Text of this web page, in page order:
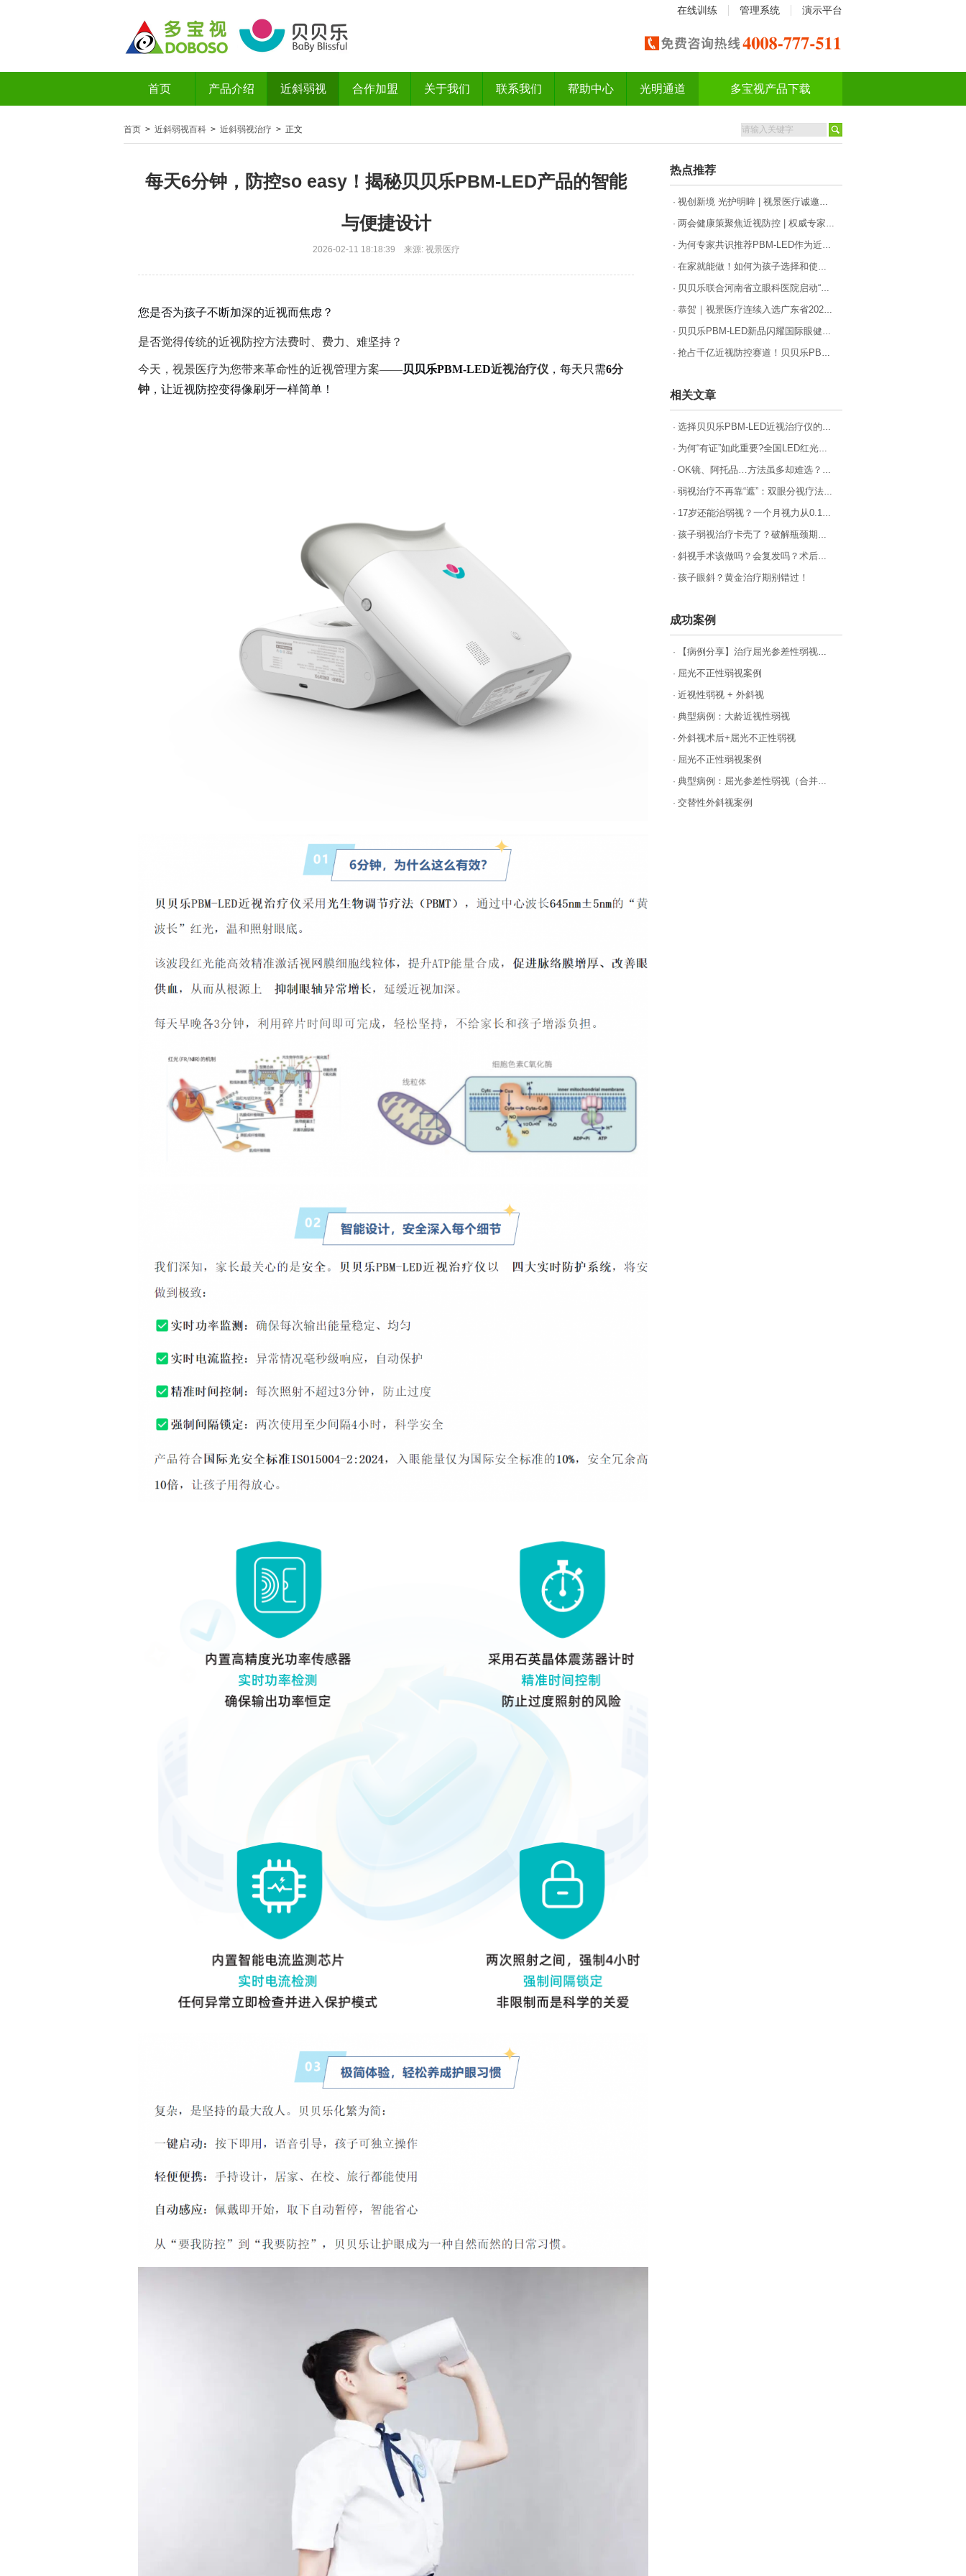
在线训练 管理系统 演示平台
首页 产品介绍 近斜弱视 合作加盟 关于我们 联系我们 帮助中心 光明通道 多宝视产品下载
首页 > 近斜弱视百科 > 近斜弱视治疗 > 正文
每天6分钟，防控so easy！揭秘贝贝乐PBM-LED产品的智能
与便捷设计
2026-02-11 18:18:39 来源: 视景医疗
您是否为孩子不断加深的近视而焦虑？
是否觉得传统的近视防控方法费时、费力、难坚持？
今天，视景医疗为您带来革命性的近视管理方案——贝贝乐PBM-LED近视治疗仪 ，每天只需6分
钟 ，让近视防控变得像刷牙一样简单！
热点推荐
· 视创新境 光护明眸 | 视景医疗诚邀您共赴2026年斜视与小儿眼科学术大会
· 两会健康策聚焦近视防控 | 权威专家共话科技护眼，视景医疗LED红光成合规防控新选择
· 为何专家共识推荐PBM-LED作为近视防控一线选择?
· 在家就能做！如何为孩子选择和使用一款合格的PBM-LED产品
· 贝贝乐联合河南省立眼科医院启动“近视治疗仪用于控制儿童青少年近视进展的安全性和有效性研究”项目！
· 恭贺｜视景医疗连续入选广东省2025年“专精特新”企业名单
· 贝贝乐PBM-LED新品闪耀国际眼健康高峰论坛，开启近视防控新篇章
· 抢占千亿近视防控赛道！贝贝乐PBM-LED招商启动，邀您共拓财富蓝海！
相关文章
· 选择贝贝乐PBM-LED近视治疗仪的N种理由：科学防控近视的专业之选
· 为何“有证”如此重要?全国LED红光二类医疗器械首证背后的底气
· OK镜、阿托品…方法虽多却难选？一份给焦虑家长的近视防控方法理性分析
· 弱视治疗不再靠“遮”：双眼分视疗法如何重塑视觉未来？
· 17岁还能治弱视？一个月视力从0.1到0.4，他的参军梦有救了！
· 孩子弱视治疗卡壳了？破解瓶颈期的关键在这！
· 斜视手术该做吗？会复发吗？术后怎么做？
· 孩子眼斜？黄金治疗期别错过！
成功案例
· 【病例分享】治疗屈光参差性弱视，用对方法很关键！
· 屈光不正性弱视案例
· 近视性弱视 + 外斜视
· 典型病例：大龄近视性弱视
· 外斜视术后+屈光不正性弱视
· 屈光不正性弱视案例
· 典型病例：屈光参差性弱视（合并高度近视性弱视）
· 交替性外斜视案例